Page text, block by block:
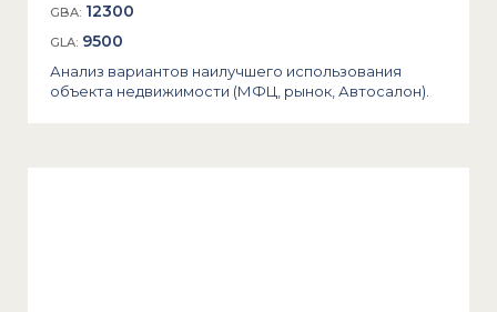
GBA: 12300
GLA: 9500
Анализ вариантов наилучшего использования
объекта недвижимости (МФЦ, рынок, Автосалон).